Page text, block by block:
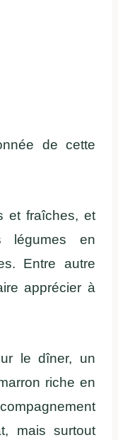
de cette
et fraîches, et
légumes en
Entre autre
apprécier à
le dîner, un
riche en
mais surtout